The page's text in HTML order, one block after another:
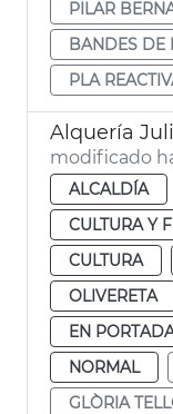
PILAR
BANDES DE
PLA
Alquería
modificado
ALCALDÍA
CULTURA Y
CULTURA
OLIVERETA
EN
NORMAL
GLÒRIA